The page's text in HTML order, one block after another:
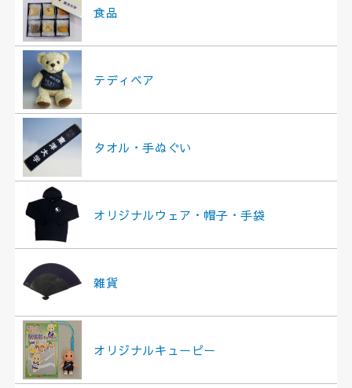
食品
テディベア
タオル・手ぬぐい
オリジナルウェア・帽子・手袋
雑貨
オリジナルキューピー